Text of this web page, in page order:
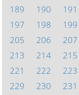
189
190 191
197
198 199
205
206 207
213
214 215
221
222 223
229
230 231